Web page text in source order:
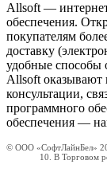
Allsoft —
обеспечения.
покупателям
доставку
удобные способы
Allsoft оказывают
консультации,
программного
обеспечения —
© ООО «СофтЛайнБел»
10. В Торговом